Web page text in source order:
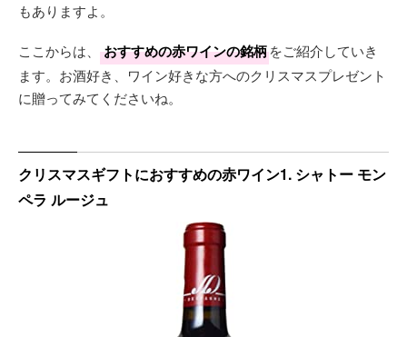
もありますよ。
ここからは、 おすすめの赤ワインの銘柄をご紹介していき
ます。お酒好き、ワイン好きな方へのクリスマスプレゼント
に贈ってみてくださいね。
クリスマスギフトにおすすめの赤ワイン1. シャトー モン
ペラ ルージュ